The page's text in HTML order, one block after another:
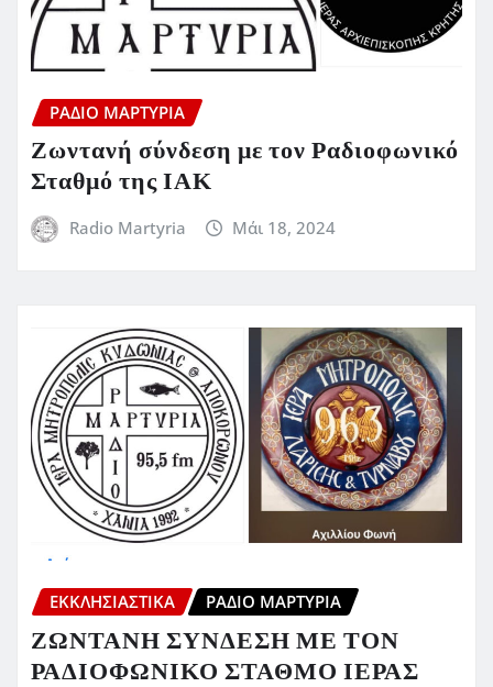
ΡΆΔΙΟ ΜΑΡΤΥΡΊΑ
Ζωντανή σύνδεση με τον Ραδιοφωνικό
Σταθμό της ΙΑΚ
Radio Martyria Μάι 18, 2024
ΕΚΚΛΗΣΙΑΣΤΙΚΆ ΡΆΔΙΟ ΜΑΡΤΥΡΊΑ
ΖΩΝΤΑΝΗ ΣΥΝΔΕΣΗ ΜΕ ΤΟΝ
ΡΑΔΙΟΦΩΝΙΚΟ ΣΤΑΘΜΟ ΙΕΡΑΣ